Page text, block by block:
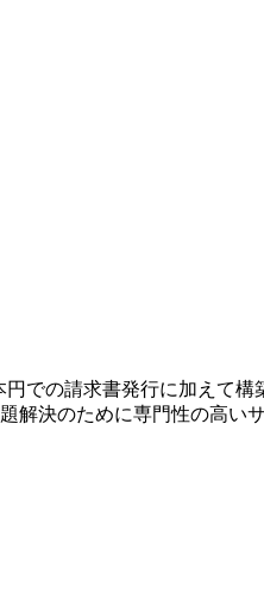
での請求書発行に加えて
決のために専門性の高い